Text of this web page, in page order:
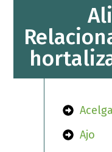
Acelga
Ajo